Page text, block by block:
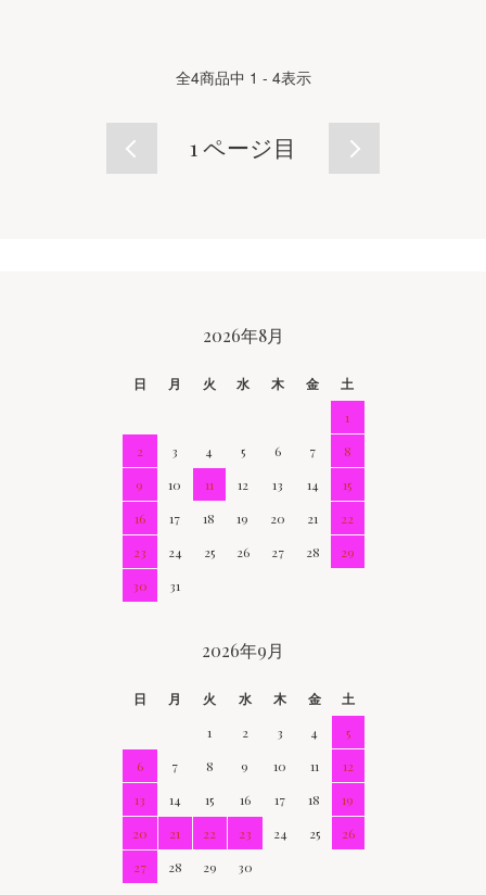
全4商品中 1 - 4表示
1 ページ目
2026年8月
日 月 火 水 木 金
土
1
2
3 4 5 6 7
8
9
10 11 12 13 14
15
16
17 18 19 20 21
22
23
24 25 26 27 28
29
30
31
2026年9月
日 月 火 水 木 金
土
1
2 3 4
5
6
7 8 9 10 11
12
13
14 15 16 17 18
19
20
21 22 23 24 25
26
27
28 29 30